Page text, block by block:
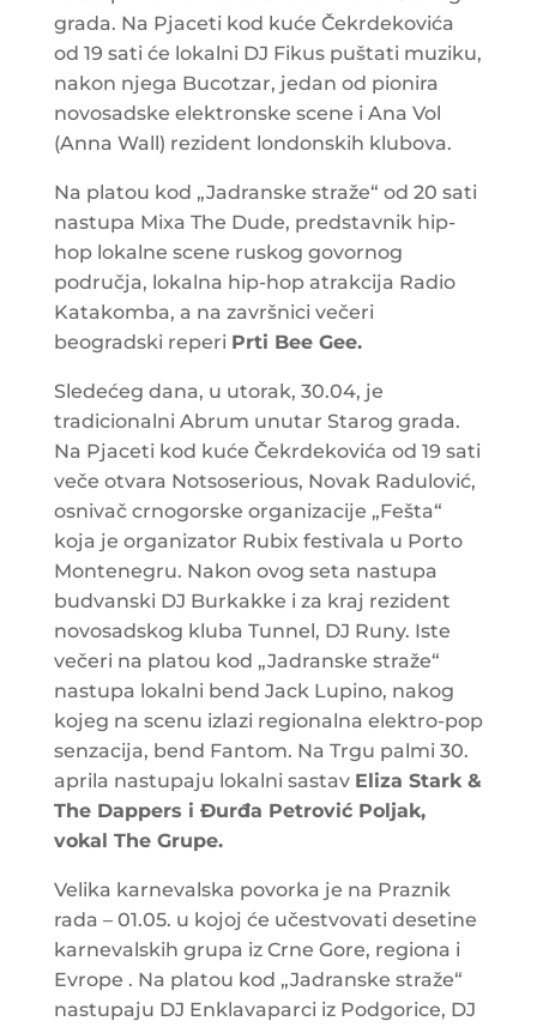
grada. Na Pjaceti kod kuće Čekrdekovića
od 19 sati će lokalni DJ Fikus puštati muziku,
nakon njega Bucotzar, jedan od pionira
novosadske elektronske scene i Ana Vol
(Anna Wall) rezident londonskih klubova.
Na platou kod „Jadranske straže“ od 20 sati
nastupa Mixa The Dude, predstavnik hip-
hop lokalne scene ruskog govornog
područja, lokalna hip-hop atrakcija Radio
Katakomba, a na završnici večeri
beogradski reperi Prti Bee Gee.
Sledećeg dana, u utorak, 30.04, je
tradicionalni Abrum unutar Starog grada.
Na Pjaceti kod kuće Čekrdekovića od 19 sati
veče otvara Notsoserious, Novak Radulović,
osnivač crnogorske organizacije „Fešta“
koja je organizator Rubix festivala u Porto
Montenegru. Nakon ovog seta nastupa
budvanski DJ Burkakke i za kraj rezident
novosadskog kluba Tunnel, DJ Runy. Iste
večeri na platou kod „Jadranske straže“
nastupa lokalni bend Jack Lupino, nakog
kojeg na scenu izlazi regionalna elektro-pop
senzacija, bend Fantom. Na Trgu palmi 30.
aprila nastupaju lokalni sastav Eliza Stark &
The Dappers i Đurđa Petrović Poljak,
vokal The Grupe.
Velika karnevalska povorka je na Praznik
rada – 01.05. u kojoj će učestvovati desetine
karnevalskih grupa iz Crne Gore, regiona i
Evrope . Na platou kod „Jadranske straže“
nastupaju DJ Enklavaparci iz Podgorice, DJ